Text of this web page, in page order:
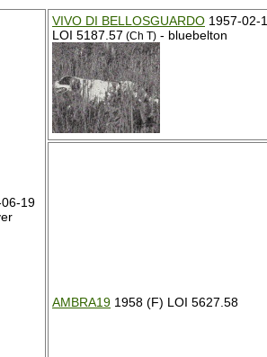
19
VIVO DI BELLOSGUARDO 1957-02-
LOI 5187.57 (Ch T) - bluebelton
AMBRA19 1958 (F) LOI 5627.58